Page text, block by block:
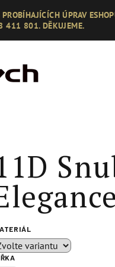
ÚPRAV
411 801. DĚKUJEME.